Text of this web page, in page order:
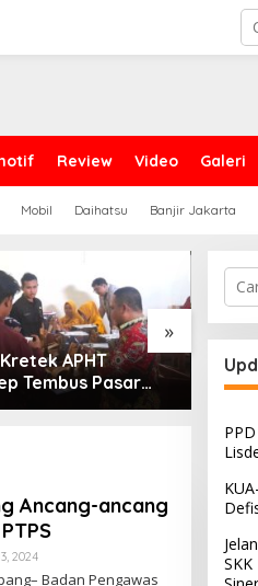
Review Video Galeri
Mobil Daihatsu Banjir Jakarta
»
APHT
Tembus Pasar
Timur
Ancang-ancang
2024Oleh
Badan Pengawas
Cari